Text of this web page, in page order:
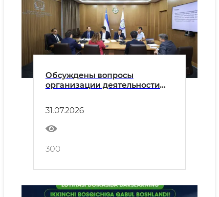
Обсуждены вопросы
организации деятельности
31.07.2026
300